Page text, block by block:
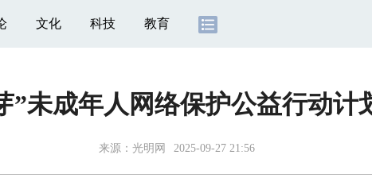
文化 科技 教育
”未成年人网络保护公益行动计
来源： 光明网 2025-09-27 21:56